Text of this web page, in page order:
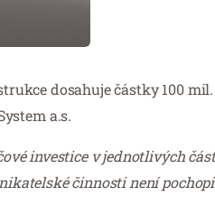
dosahuje částky 100
a.s.
investice v jednotlivých
činnosti není